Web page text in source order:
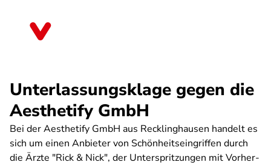
Unterlassungsklage gegen die
Aesthetify GmbH
Bei der Aesthetify GmbH aus Recklinghausen handelt es
sich um einen Anbieter von Schönheitseingriffen durch
die Ärzte "Rick & Nick", der Unterspritzungen mit Vorher-